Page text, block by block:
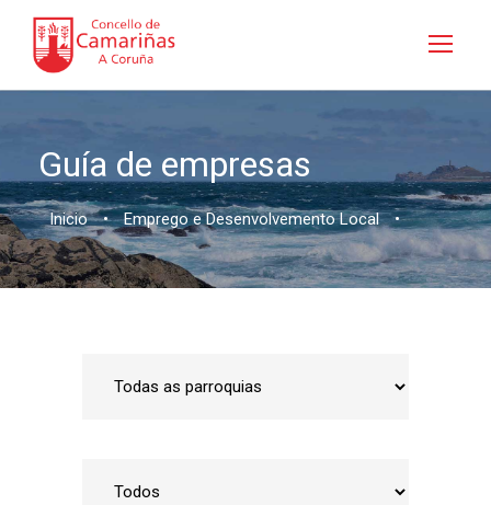
Guía de empresas
Inicio • Emprego e Desenvolvemento Local •